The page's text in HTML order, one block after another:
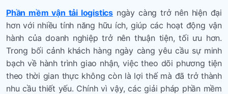
Phần mềm vận tải logistics ngày càng trở nên hiện đại
hơn với nhiều tính năng hữu ích, giúp các hoạt động vận
hành của doanh nghiệp trở nên thuận tiện, tối ưu hơn.
Trong bối cảnh khách hàng ngày càng yêu cầu sự minh
bạch về hành trình giao nhận, việc theo dõi phương tiện
theo thời gian thực không còn là lợi thế mà đã trở thành
nhu cầu thiết yếu. Chính vì vậy, các giải pháp phần mềm